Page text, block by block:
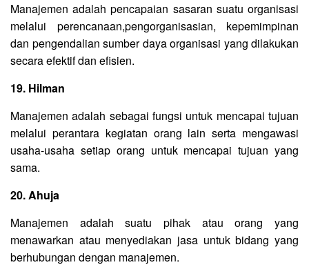
Manajemen adalah pencapaian sasaran suatu organisasi
melalui perencanaan,pengorganisasian, kepemimpinan
dan pengendalian sumber daya organisasi yang dilakukan
secara efektif dan efisien.
19. Hilman
Manajemen adalah sebagai fungsi untuk mencapai tujuan
melalui perantara kegiatan orang lain serta mengawasi
usaha-usaha setiap orang untuk mencapai tujuan yang
sama.
20. Ahuja
Manajemen adalah suatu pihak atau orang yang
menawarkan atau menyediakan jasa untuk bidang yang
berhubungan dengan manajemen.